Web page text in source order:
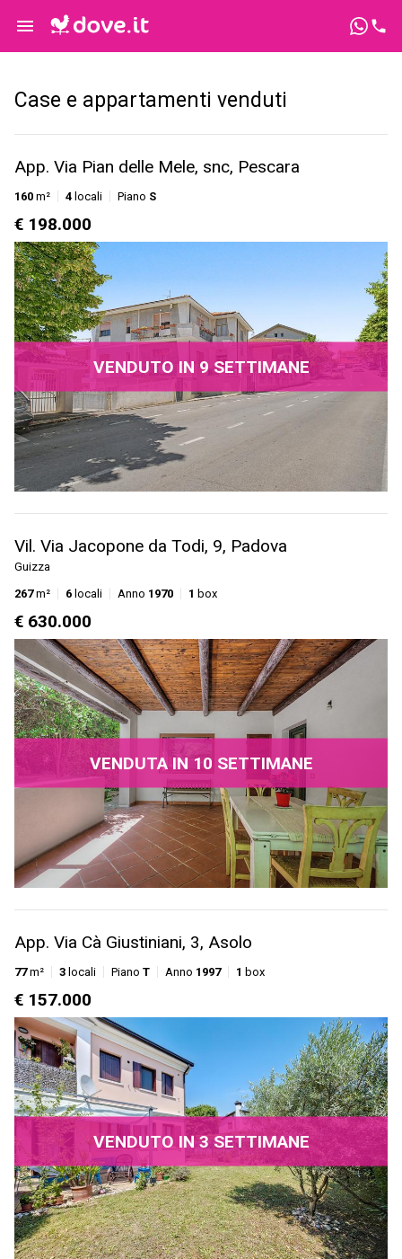
Case e appartamenti venduti
App. Via Pian delle Mele, snc, Pescara
160 m² 4 locali Piano S
€ 198.000
VENDUTO IN 9 SETTIMANE
Vil. Via Jacopone da Todi, 9, Padova
Guizza
267m² 6 locali Anno 1970 1 box
€ 630.000
VENDUTA IN 10 SETTIMANE
App. Via Cà Giustiniani, 3, Asolo
77m² 3 locali Piano T Anno 1997 1 box
€ 157.000
VENDUTO IN 3 SETTIMANE